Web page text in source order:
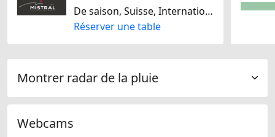
De saison, Suisse, Internationale
Réserver une table
Montrer radar de la pluie
Webcams